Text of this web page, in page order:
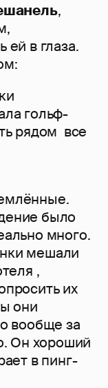
,
в глаза.
гольф-
рядом все
было
много.
мешали
,
их
они
вообще за
Он хороший
в пинг-